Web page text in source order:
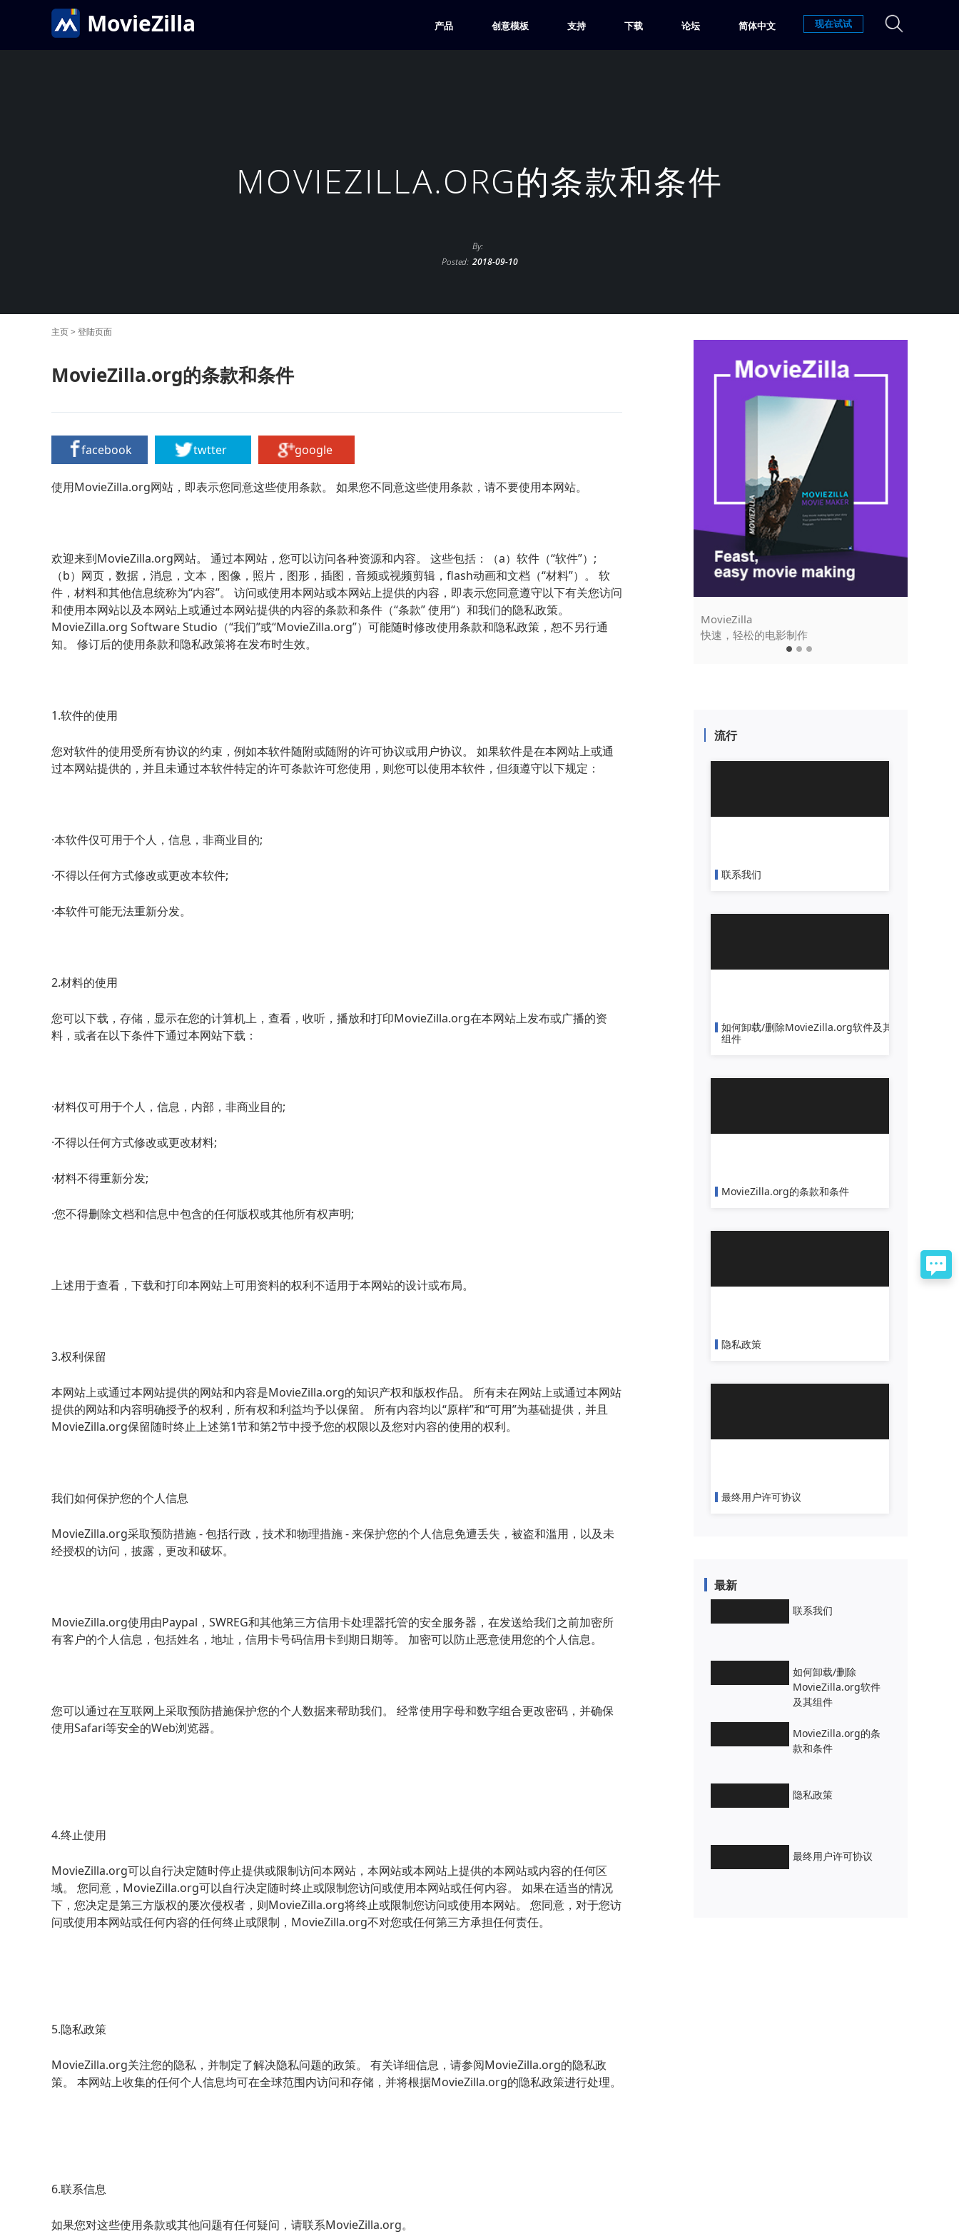
MovieZilla 产品 创意模板 支持 下载 论坛 简体中文 现在试试
MOVIEZILLA.ORG的条款和条件
By:
Posted: 2018-09-10
主页> 登陆页面
MovieZilla.org的条款和条件
facebook twtter google
使用MovieZilla.org网站，即表示您同意这些使用条款。 如果您不同意这些使用条款，请不要使用本网站。
欢迎来到MovieZilla.org网站。 通过本网站，您可以访问各种资源和内容。 这些包括：（a）软件（“软件”）;
（b）网页，数据，消息，文本，图像，照片，图形，插图，音频或视频剪辑，flash动画和文档（“材料”）。 软
件，材料和其他信息统称为“内容”。 访问或使用本网站或本网站上提供的内容，即表示您同意遵守以下有关您访问
和使用本网站以及本网站上或通过本网站提供的内容的条款和条件（“条款” 使用“）和我们的隐私政策。
MovieZilla.org Software Studio（“我们”或“MovieZilla.org”）可能随时修改使用条款和隐私政策，恕不另行通
知。 修订后的使用条款和隐私政策将在发布时生效。
1.软件的使用
您对软件的使用受所有协议的约束，例如本软件随附或随附的许可协议或用户协议。 如果软件是在本网站上或通
过本网站提供的，并且未通过本软件特定的许可条款许可您使用，则您可以使用本软件，但须遵守以下规定：
·本软件仅可用于个人，信息，非商业目的;
·不得以任何方式修改或更改本软件;
·本软件可能无法重新分发。
2.材料的使用
您可以下载，存储，显示在您的计算机上，查看，收听，播放和打印MovieZilla.org在本网站上发布或广播的资
料，或者在以下条件下通过本网站下载：
·材料仅可用于个人，信息，内部，非商业目的;
·不得以任何方式修改或更改材料;
·材料不得重新分发;
·您不得删除文档和信息中包含的任何版权或其他所有权声明;
上述用于查看，下载和打印本网站上可用资料的权利不适用于本网站的设计或布局。
3.权利保留
本网站上或通过本网站提供的网站和内容是MovieZilla.org的知识产权和版权作品。 所有未在网站上或通过本网站
提供的网站和内容明确授予的权利，所有权和利益均予以保留。 所有内容均以“原样”和“可用”为基础提供，并且
MovieZilla.org保留随时终止上述第1节和第2节中授予您的权限以及您对内容的使用的权利。
我们如何保护您的个人信息
MovieZilla.org采取预防措施 - 包括行政，技术和物理措施 - 来保护您的个人信息免遭丢失，被盗和滥用，以及未
经授权的访问，披露，更改和破坏。
MovieZilla.org使用由Paypal，SWREG和其他第三方信用卡处理器托管的安全服务器，在发送给我们之前加密所
有客户的个人信息，包括姓名，地址，信用卡号码信用卡到期日期等。 加密可以防止恶意使用您的个人信息。
您可以通过在互联网上采取预防措施保护您的个人数据来帮助我们。 经常使用字母和数字组合更改密码，并确保
使用Safari等安全的Web浏览器。
4.终止使用
MovieZilla.org可以自行决定随时停止提供或限制访问本网站，本网站或本网站上提供的本网站或内容的任何区
域。 您同意，MovieZilla.org可以自行决定随时终止或限制您访问或使用本网站或任何内容。 如果在适当的情况
下，您决定是第三方版权的屡次侵权者，则MovieZilla.org将终止或限制您访问或使用本网站。 您同意，对于您访
问或使用本网站或任何内容的任何终止或限制，MovieZilla.org不对您或任何第三方承担任何责任。
5.隐私政策
MovieZilla.org关注您的隐私，并制定了解决隐私问题的政策。 有关详细信息，请参阅MovieZilla.org的隐私政
策。 本网站上收集的任何个人信息均可在全球范围内访问和存储，并将根据MovieZilla.org的隐私政策进行处理。
6.联系信息
如果您对这些使用条款或其他问题有任何疑问，请联系MovieZilla.org。
Action Cam Tool
立即发生个人差异
MovieZilla
快速，轻松的电影制作
流行
联系我们
如何卸载/删除MovieZilla.org软件及其
组件
MovieZilla.org的条款和条件
隐私政策
最终用户许可协议
最新
联系我们
如何卸载/删除
MovieZilla.org软件
及其组件
MovieZilla.org的条
款和条件
隐私政策
最终用户许可协议